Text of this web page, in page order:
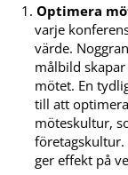
Optimera
varje
värde.
målbild
mötet. En
till att
möteskultur,
företagskultur.
ger effekt på